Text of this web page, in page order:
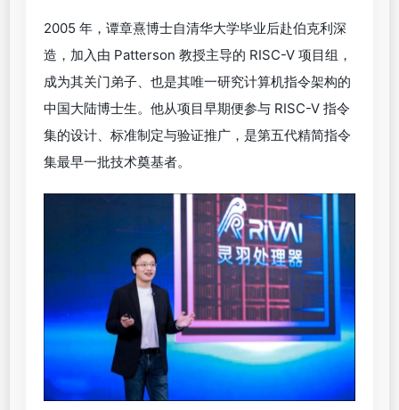
2005 年，谭章熹博士自清华大学毕业后赴伯克利深
造，加入由 Patterson 教授主导的 RISC-V 项目组，
成为其关门弟子、也是其唯一研究计算机指令架构的
中国大陆博士生。他从项目早期便参与 RISC-V 指令
集的设计、标准制定与验证推广，是第五代精简指令
集最早一批技术奠基者。